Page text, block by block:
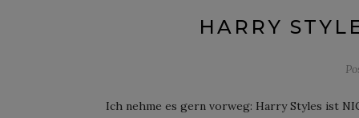
HARRY
Ich nehme es gern vorweg: Harry Styles ist